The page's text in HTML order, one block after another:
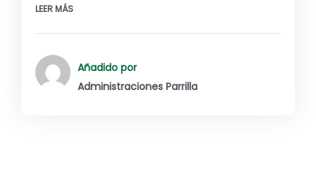
LEER MÁS
Añadido por
Administraciones Parrilla